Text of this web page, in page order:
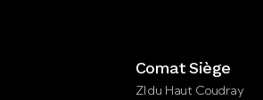
Comat Siège
ZI du Haut Coudray